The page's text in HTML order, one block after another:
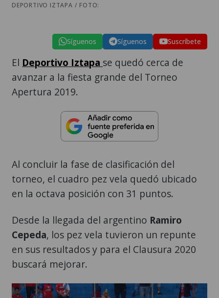
DEPORTIVO IZTAPA / FOTO:
Síguenos Síguenos Suscríbete
El Deportivo Iztapa se quedó cerca de
avanzar a la fiesta grande del Torneo
Apertura 2019.
Al concluir la fase de clasificación del
torneo, el cuadro pez vela quedó ubicado
en la octava posición con 31 puntos.
Desde la llegada del argentino Ramiro
Cepeda, los pez vela tuvieron un repunte
en sus resultados y para el Clausura 2020
buscará mejorar.